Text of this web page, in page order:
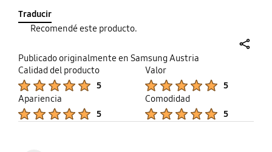
grandios. Empfehle ich jedem.
Traducir
Recomendé este producto.
Publicado originalmente en Samsung Austria
Calidad del producto
5
Valor
5
Apariencia
5
Comodidad
5